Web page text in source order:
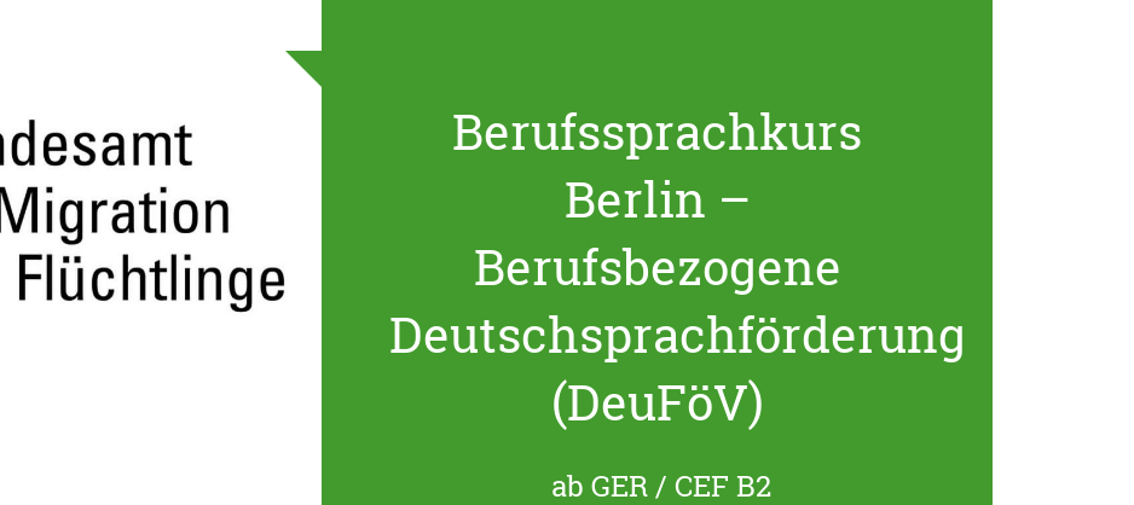
Berufssprachkurs
Berlin –
Berufsbezogene
Deutschsprachförderung
(DeuFöV)
ab GER / CEF B2